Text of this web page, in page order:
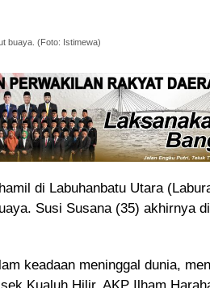
buaya. (Foto: Istimewa)
di Labuhanbatu Utara
Susi Susana (35) akhirnya
keadaan meninggal dunia,